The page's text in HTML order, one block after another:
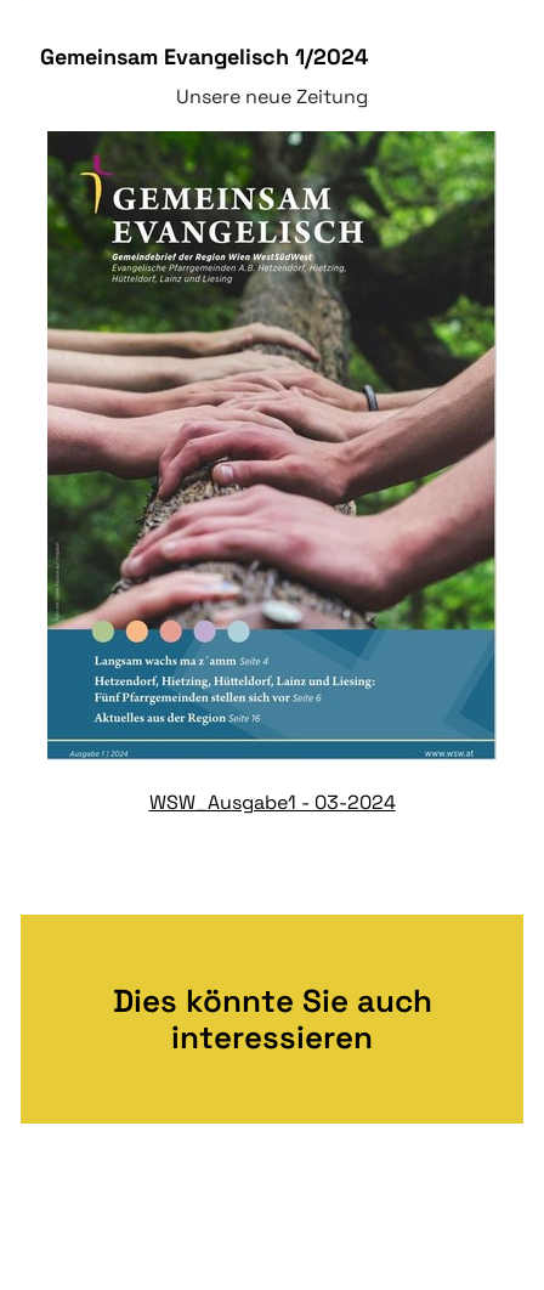
Gemeinsam Evangelisch 1/2024
Unsere neue Zeitung
WSW_Ausgabe1 - 03-2024
Dies könnte Sie auch
interessieren